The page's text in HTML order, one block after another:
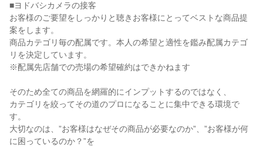
■ヨドバシカメラの接客
お客様のご要望をしっかりと聴きお客様にとってベストな商品提
案をします。
商品カテゴリ毎の配属です。本人の希望と適性を鑑み配属カテゴ
リを決定しています。
※配属先店舗での売場の希望確約はできかねます
そのため全ての商品を網羅的にインプットするのではなく、
カテゴリを絞ってその道のプロになることに集中できる環境で
す。
大切なのは、”お客様はなぜその商品が必要なのか”、”お客様が何
に困っているのか？”を